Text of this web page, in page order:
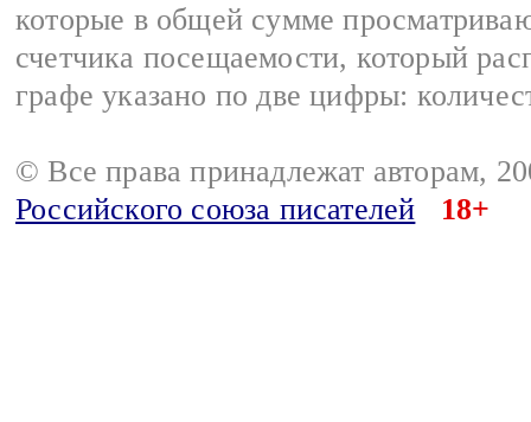
которые в общей сумме
счетчика посещаемости, который
графе указано по две цифры:
© Все права принадлежат авторам,
Российского союза писателей
18+